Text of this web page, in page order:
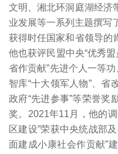
文明、湘北环洞庭湖经济
业发展等一系列主题撰写
获得时任国家和省领导的
他也获评民盟中央“优秀
省作贡献”先进个人一等
智库“十大领军人物”、省
政府“先进参事”等荣誉奖
奖。2021年11月，他的
区建设”荣获中央统战部
面建成小康社会作贡献”